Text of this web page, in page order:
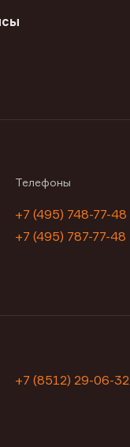
Телефоны
+7 (495) 748-77-48
+7 (495) 787-77-48
+7 (8512) 29-06-32